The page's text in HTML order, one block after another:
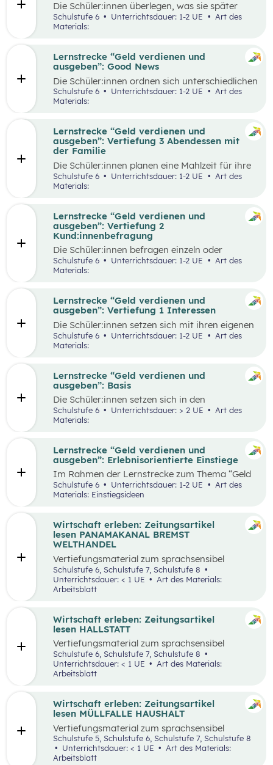
Die Schüler:innen überlegen, was sie später
einmal werden möchten und finden heraus, wie
der Beruf aussieht, den sie zukünftig ausüben
erstellen ein kreatives Endprodukt, das sie frei
wählen können. In der Wabe findet eine
Auseinandersetzung mit den eigenen
Vorstellungen über den Traumberuf und
Erkenntnisse aus der Recherche statt.
Außerdem erhalten die Schüler:innen in der
entsprechen und welche anders sind als
erwartet.
Schulstufe 6 Unterrichtsdauer: 1-2 UE
Materials:
Lernstrecke “Geld verdienen und
ausgeben”: Good News
Die Schüler:innen ordnen sich unterschiedlichen
Geld-Typen zu und diskutieren miteinander die
Tipps, die bei den jeweiligen Geld-Typen zu
welche konkreten Tipps sie im Alltag schon in
ihrem Alter umsetzen können, aber auch wie sie
ihre Eltern beim nachhaltigen Konsum
Schulstufe 6 Unterrichtsdauer: 1-2 UE
Art des
Materials:
Lernstrecke “Geld verdienen und
ausgeben”: Vertiefung 3 Abendessen mit
der Familie
Die Schüler:innen planen eine Mahlzeit für ihre
Familie und sollen dafür ein vorgegebenes
Budget pro Person einhalten. Zur Durchführung
der Einkauf der Zutaten und die Zubereitung
der Speise. Im Anschluss werden die
Schätzungen und die tatsächlichen Ausgaben
miteinander verglichen und die Vorgehensweise
beim Einkauf reflektiert.
Schulstufe 6 Unterrichtsdauer: 1-2 UE
Materials:
Lernstrecke “Geld verdienen und
ausgeben”: Vertiefung 2
Kund:innenbefragung
Die Schüler:innen befragen einzeln oder
paarweise Kund:innen in einem Supermarkt zu
den Zahlungsgewohnheiten und versuchen
Antworten der Supermarktkund:innen werden
auf einem Interviewbogen/Fragebogen
festgehalten und in der Klasse gemeinsam mit
der Lehrkraft ausgewertet. Eine weitere
Perspektive kann, je nach den örtlichen
Gegebenheiten, eingenommen werden, indem
Zahlungsformen sie anbieten und welche Art
der Zahlung sie bevorzugen.
Schulstufe 6 Unterrichtsdauer: 1-2 UE
Art des
Materials:
Lernstrecke “Geld verdienen und
ausgeben”: Vertiefung 1 Interessen
Die Schüler:innen setzen sich mit ihren eigenen
Interessen und Stärken auseinander.
Gemeinsam werden verschiedene Stärken und
Schüler:innen zeigen, dass es mit diesem
Wissen leichter ist den richtigen Beruf für sich
zu finden und die Auseinandersetzung mit
einzelnen Berufen wird ermöglicht.
Schulstufe 6 Unterrichtsdauer: 1-2 UE
Materials:
Lernstrecke “Geld verdienen und
ausgeben”: Basis
Die Schüler:innen setzen sich in den
unterschiedlichen Aufgabestellungen rund um
das Thema Geld mit den Themen Funktionen
Konsum auseinander. Außerdem gibt es zwei
Bonus-Inhalte zu den Themen „Das kostenlose
Handy“ und „Geld-Typ“.
Schulstufe 6 Unterrichtsdauer: > 2 UE
Materials:
Lernstrecke “Geld verdienen und
ausgeben”: Erlebnisorientierte Einstiege
Im Rahmen der Lernstrecke zum Thema “Geld
verdienen und ausgeben”, werden drei mögliche
Einstiegsideen vorgestellt. Diese Vorschläge
Erlebnisse konzipiert, um die Schüler:innen
aktiv in den Lernprozess einzubinden.
Schulstufe 6 Unterrichtsdauer: 1-2 UE
Art des
Materials: Einstiegsideen
Wirtschaft erleben: Zeitungsartikel
lesen PANAMAKANAL BREMST
WELTHANDEL
Vertiefungsmaterial zum sprachsensibel
aufbereiteten Zeitungsartikel “Panamakanal
bremst Welthandel”.
Schulstufe 6, Schulstufe 7, Schulstufe 8
Unterrichtsdauer: < 1 UE
Arbeitsblatt
Wirtschaft erleben: Zeitungsartikel
lesen HALLSTATT
Vertiefungsmaterial zum sprachsensibel
aufbereiteten Zeitungsartikel “Hallstatt geht
über, Hallstätter gehen unter”.
Schulstufe 6, Schulstufe 7, Schulstufe 8
Unterrichtsdauer: < 1 UE
Arbeitsblatt
Wirtschaft erleben: Zeitungsartikel
lesen MÜLLFALLE HAUSHALT
Vertiefungsmaterial zum sprachsensibel
aufbereiteten Zeitungsartikel “Müllfalle
Haushalt”.
Schulstufe 5, Schulstufe 6, Schulstufe 7, Schulstufe 8
Unterrichtsdauer: < 1 UE
Art des Materials:
Arbeitsblatt